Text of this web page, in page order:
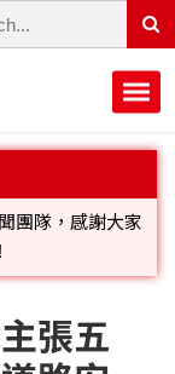
團隊，感謝大家
張五